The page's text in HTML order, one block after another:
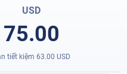
USD
75.00
tiết kiệm 63.00 USD